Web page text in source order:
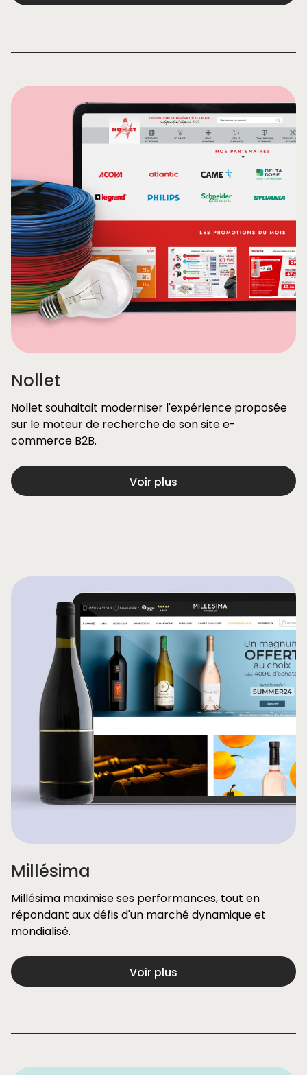
Nollet
Nollet souhaitait moderniser l'expérience proposée
sur le moteur de recherche de son site e-
commerce B2B.
Voir plus
Millésima
Millésima maximise ses performances, tout en
répondant aux défis d'un marché dynamique et
mondialisé.
Voir plus